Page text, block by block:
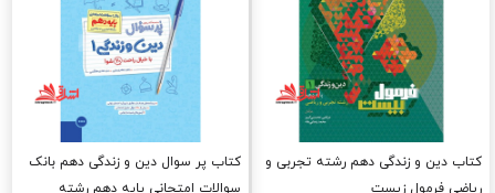
کتاب دین و زندگی دهم رشته تجربی و
ریاضی فرمول زیست
کتاب پر سوال دین و زندگی دهم بانک
سوالات امتحانی پایه دهم رشته